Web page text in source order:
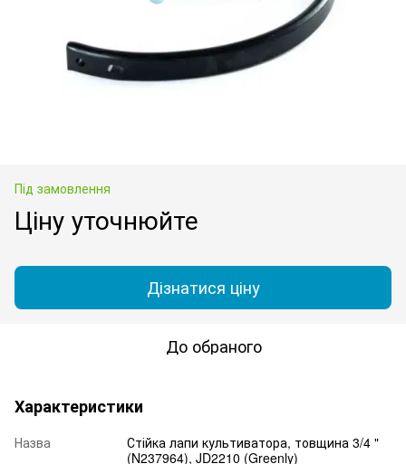
Під замовлення
Ціну уточнюйте
Дізнатися ціну
До обраного
Характеристики
Назва
Стійка лапи культиватора, товщина 3/4 "
(N237964), JD2210 (Greenly)